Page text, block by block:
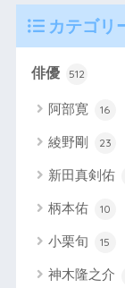
カテゴリ
俳優 512
阿部寛 16
綾野剛 23
新田真剣佑
柄本佑 10
小栗旬 15
神木隆之介